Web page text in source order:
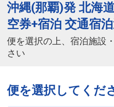
沖縄(那覇)発 北海
空券+宿泊 交通宿
便を選択の上、宿泊施設
さい
便を選択してくだ